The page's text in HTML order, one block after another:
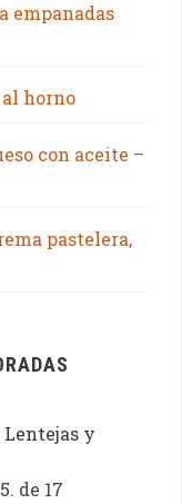
empanadas
horno
con aceite –
pastelera,
Lentejas y
de 17